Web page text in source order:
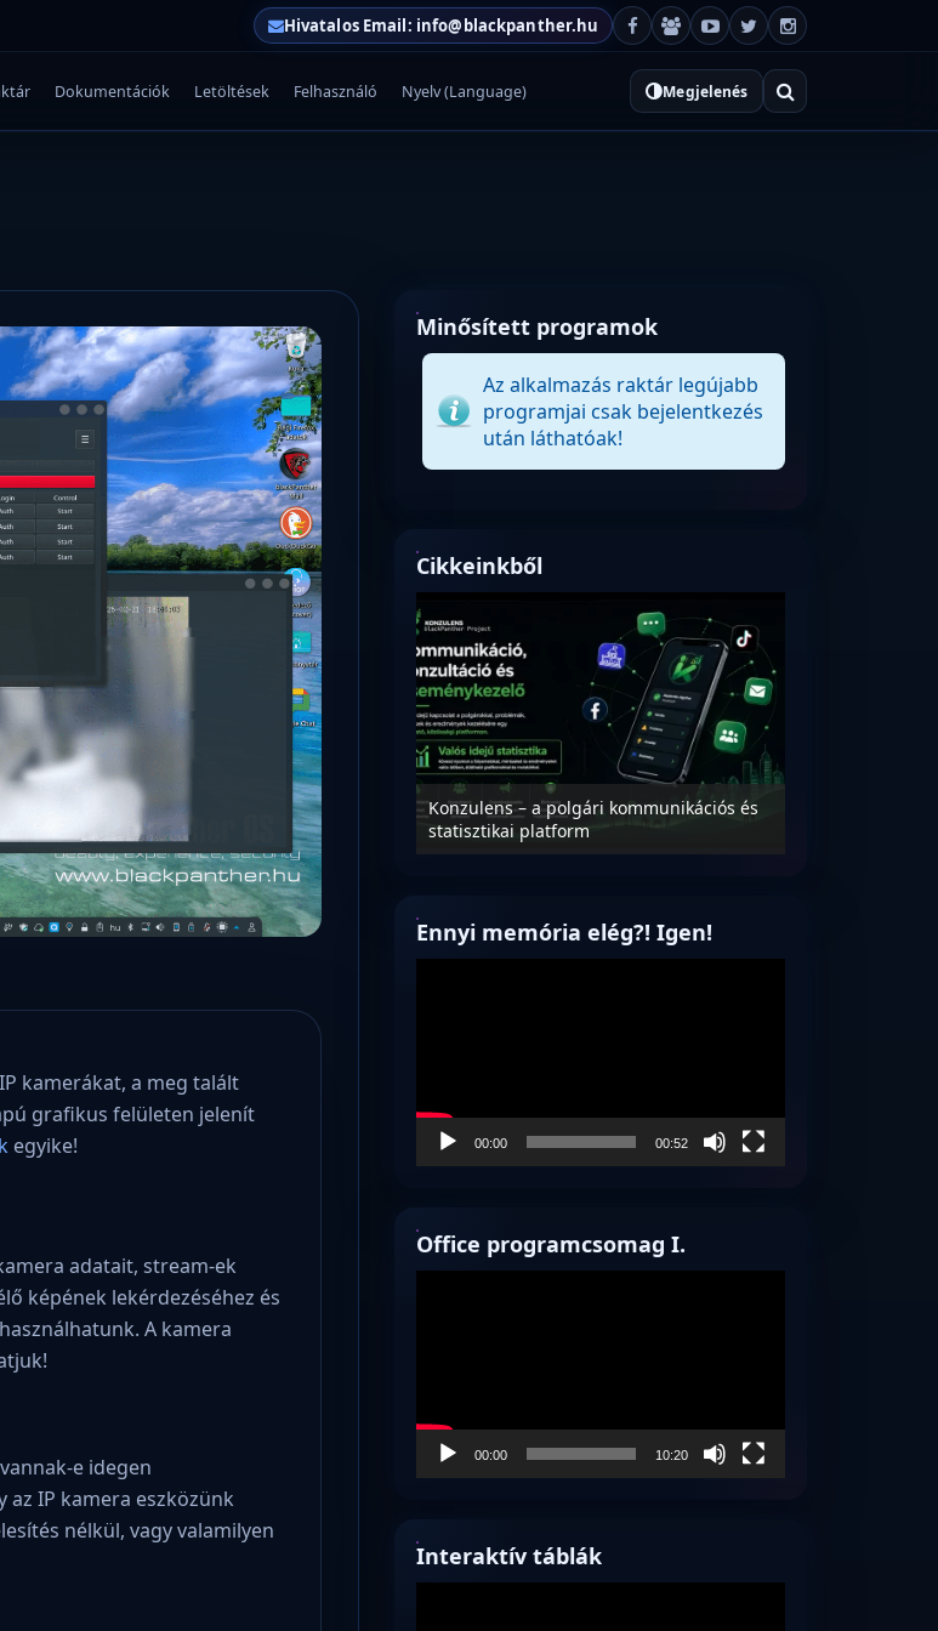
Hivatalos Email: info@blackpanther.hu
Dokumentációk Letöltések Felhasználó Nyelv (Language) Megjelenés
kamerákat, a meg talált
grafikus felületen jelenít
egyike!
adatait, stream-ek
képének lekérdezéséhez és
A kamera
e idegen
IP kamera eszközünk
nélkül, vagy valamilyen
Minősített programok
Az alkalmazás raktár legújabb
programjai csak bejelentkezés
után láthatóak!
Cikkeinkből
Microsoft odaadta a kulcsokat a
hatóságoknak, hogy visszafejthessék az
adatokat.
Konzulens – a polgári kommunikációs és
statisztikai platform
Ennyi memória elég?! Igen!
00:00 00:52
Office programcsomag I.
00:00 10:20
Interaktív táblák